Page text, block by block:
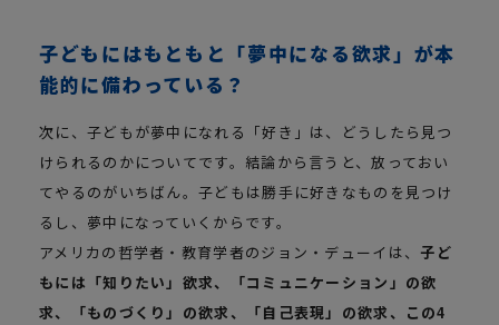
子どもにはもともと「夢中になる欲求」が本
能的に備わっている？
次に、子どもが夢中になれる「好き」は、どうしたら見つ
けられるのかについてです。結論から言うと、放っておい
てやるのがいちばん。子どもは勝手に好きなものを見つけ
るし、夢中になっていくからです。
アメリカの哲学者・教育学者のジョン・デューイは、 子ど
もには「知りたい」欲求、「コミュニケーション」の欲
求、「ものづくり」の欲求、「自己表現」の欲求、この4